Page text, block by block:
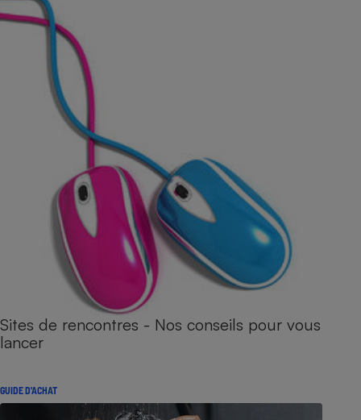
Sites de rencontres - Nos conseils pour vous
lancer
GUIDE D'ACHAT